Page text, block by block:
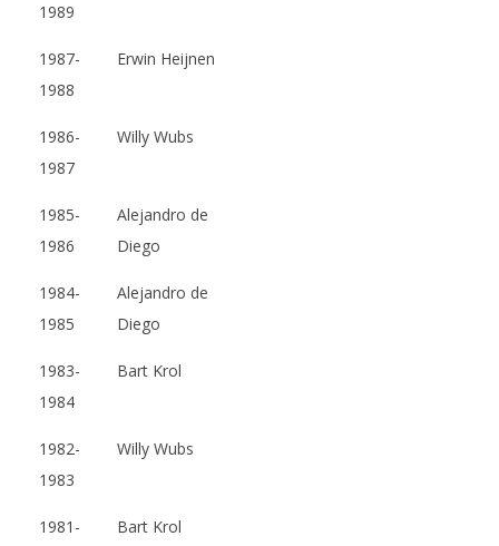
1989
1987-
1988
Erwin Heijnen
1986-
1987
Willy Wubs
1985-
1986
Alejandro de
Diego
1984-
1985
Alejandro de
Diego
1983-
1984
Bart Krol
1982-
1983
Willy Wubs
1981-
Bart Krol